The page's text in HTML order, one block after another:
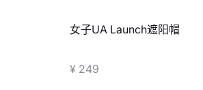
女子UA Launch遮阳帽
¥ 249